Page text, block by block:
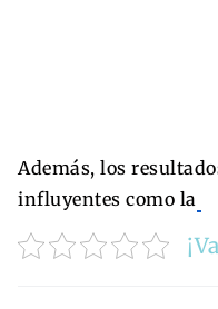
Además, los
influyentes como la